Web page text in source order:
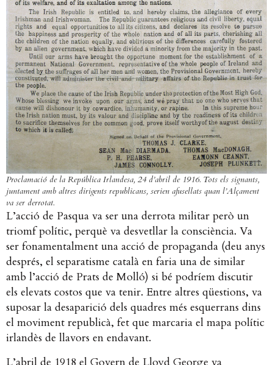
Proclamació de la República Irlandesa, 24 d’abril de 1916. Tots els signants,
juntament amb altres dirigents republicans, serien afusellats quan l’Alçament
va ser derrotat.
L’acció de Pasqua va ser una derrota militar però un
triomf polític, perquè va desvetllar la consciència. Va
ser fonamentalment una acció de propaganda (deu anys
després, el separatisme català en faria una de similar
amb l’acció de Prats de Molló) si bé podríem discutir
els elevats costos que va tenir. Entre altres qüestions, va
suposar la desaparició dels quadres més esquerrans dins
el moviment republicà, fet que marcaria el mapa polític
irlandès de llavors en endavant.